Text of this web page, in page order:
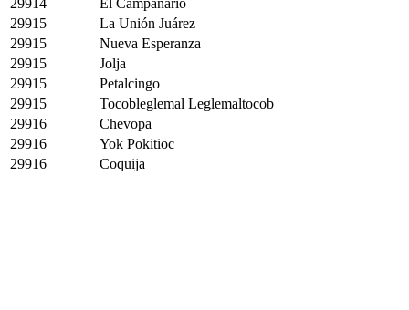
29914
El Campanario
29915
La Unión Juárez
29915
Nueva Esperanza
29915
Jolja
29915
Petalcingo
29915
Tocobleglemal Leglemaltocob
29916
Chevopa
29916
Yok Pokitioc
29916
Coquija